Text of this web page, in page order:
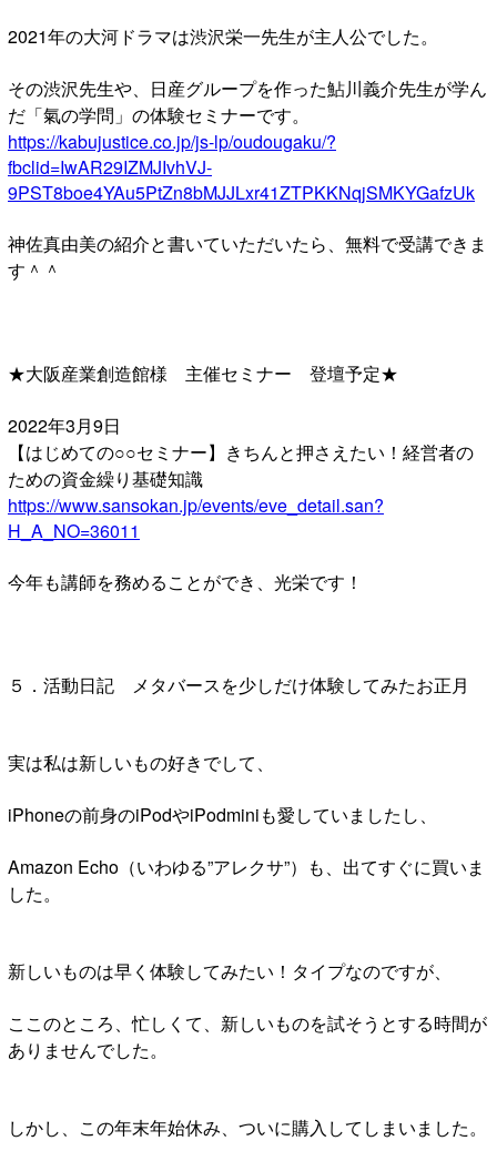
2021年の大河ドラマは渋沢栄一先生が主人公でした。
その渋沢先生や、日産グループを作った鮎川義介先生が学ん
だ「氣の学問」の体験セミナーです。
https://kabujustice.co.jp/js-lp/oudougaku/?
fbclid=IwAR29IZMJIvhVJ-
9PST8boe4YAu5PtZn8bMJJLxr41ZTPKKNqjSMKYGafzUk
神佐真由美の紹介と書いていただいたら、無料で受講できま
す＾＾
★大阪産業創造館様 主催セミナー 登壇予定★
2022年3月9日
【はじめての○○セミナー】きちんと押さえたい！経営者の
ための資金繰り基礎知識
https://www.sansokan.jp/events/eve_detail.san?
H_A_NO=36011
今年も講師を務めることができ、光栄です！
５．活動日記 メタバースを少しだけ体験してみたお正月
実は私は新しいもの好きでして、
iPhoneの前身のiPodやiPodminiも愛していましたし、
Amazon Echo（いわゆる”アレクサ”）も、出てすぐに買いま
した。
新しいものは早く体験してみたい！タイプなのですが、
ここのところ、忙しくて、新しいものを試そうとする時間が
ありませんでした。
しかし、この年末年始休み、ついに購入してしまいました。